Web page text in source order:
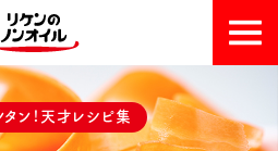
タン！天才レシピ集